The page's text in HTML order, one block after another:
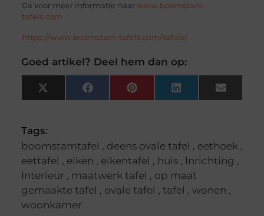
Ga voor meer informatie naarwww.boomstam-
tafels.com
https://www.boomstam-tafels.com/tafels/
Goed artikel? Deel hem dan op:
X
(Twitter)
FacebookPinterest LinkedIn Email
Tags:
boomstamtafel , deens ovale tafel , eethoek,
eettafel , eiken , eikentafel , huis, Inrichting ,
Interieur , maatwerk tafel , op maat
gemaakte tafel , ovale tafel , tafel , wonen ,
woonkamer